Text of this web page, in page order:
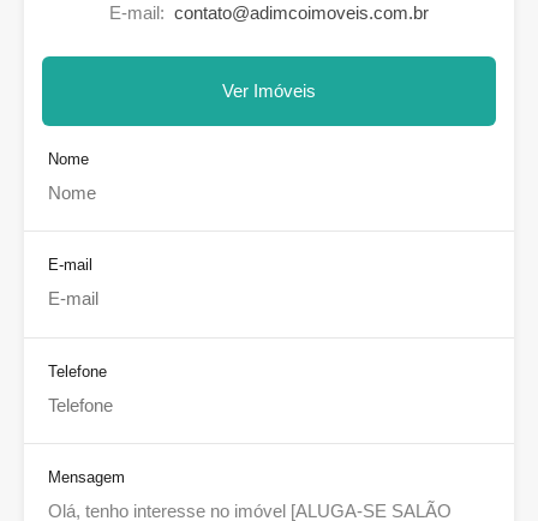
E-mail: contato@adimcoimoveis.com.br
Ver Imóveis
Nome
E-mail
Telefone
Mensagem